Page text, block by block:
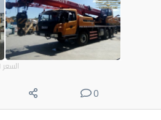
السعر
0